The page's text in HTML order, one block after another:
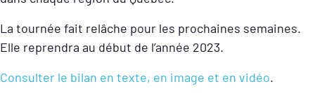
La tournée fait relâche pour les prochaines semaines.
Elle reprendra au début de l’année 2023.
Consulter le bilan en texte, en image et en vidéo.